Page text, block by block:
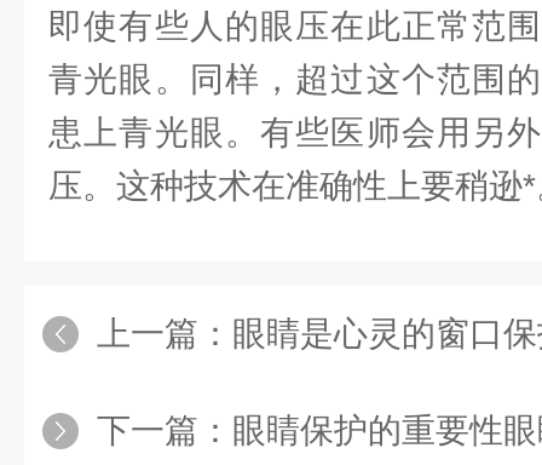
即使有些人的眼压在此正常范
青光眼。同样，超过这个范围
患上青光眼。有些医师会用另
压。这种技术在准确性上要稍逊
上一篇： 眼睛是心灵的窗口
下一篇： 眼睛保护的重要性